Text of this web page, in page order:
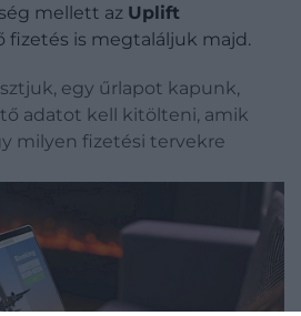
mellett az Uplift
fizetés is megtaláljuk majd.
egy űrlapot kapunk,
adatot kell kitölteni, amik
milyen fizetési tervekre